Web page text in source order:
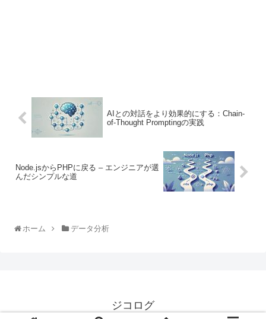
AIとの対話をより効果的にする：Chain-
of-Thought Promptingの実践
Node.jsからPHPに戻る – エンジニアが選
んだシンプルな道
ホーム データ分析
ジコログ